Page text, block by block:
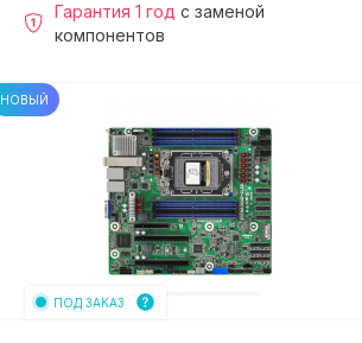
Гарантия 1 год с заменой
компонентов
НОВЫЙ
ПОД ЗАКАЗ